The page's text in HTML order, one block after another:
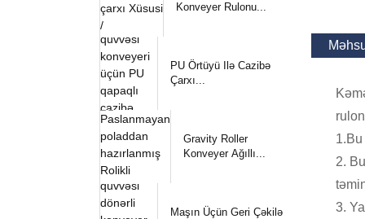
Konveyer Rulonu...
PU Örtüyü Ilə Cazibə
Çarxı...
Gravity Roller
Konveyer Ağıllı...
Maşın Üçün Geri Çəkilə
2.
3.